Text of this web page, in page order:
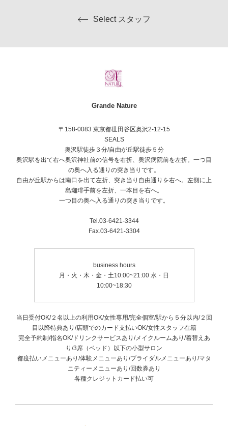
Select スタッフ
Grande Nature
〒158-0083 東京都世田谷区奥沢2-12-15
SEALS
奥沢駅徒歩３分/自由が丘駅徒歩５分
奥沢駅を出て右へ奥沢神社前の信号を右折、奥沢病院前を左折。一つ目
の奥へ入る通りの突き当りです。
自由が丘駅からは南口を出て左折、突き当り自由通りを右へ。左側に上
島珈琲手前を左折、一本目を右へ。
一つ目の奥へ入る通りの突き当りです。
Tel.03-6421-3344
Fax.03-6421-3304
business hours
月・火・木・金・土10:00~21:00 水・日
10:00~18:30
当日受付OK/２名以上の利用OK/女性専用/完全個室/駅から５分以内/２回
目以降特典あり/店頭でのカード支払いOK/女性スタッフ在籍
完全予約制/指名OK/ドリンクサービスあり/メイクルームあり/着替えあ
り/3席（ベッド）以下の小型サロン
都度払いメニューあり/体験メニューあり/ブライダルメニューあり/マタ
ニティーメニューあり/回数券あり
各種クレジットカード払い可